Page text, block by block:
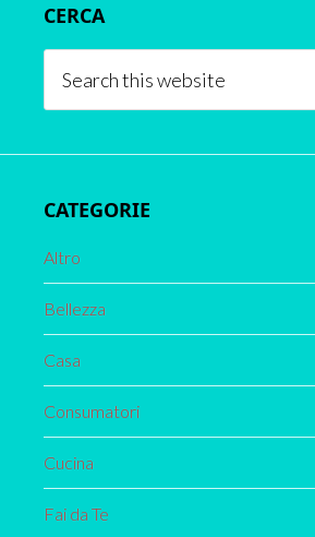
Sidebar
CERCA
this
CATEGORIE
Altro
Bellezza
Casa
Consumatori
Cucina
Fai da Te